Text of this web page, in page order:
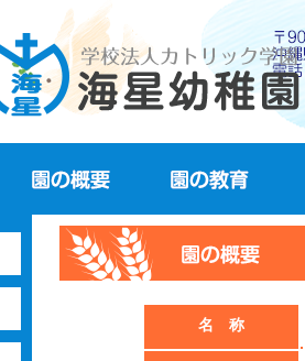
園の概要 園の教育
名 称